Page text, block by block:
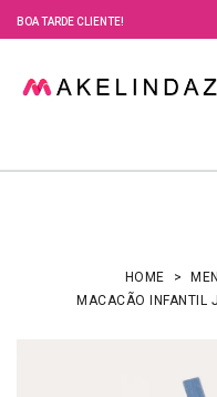
BOA TARDE CLIENTE!
HOME
MACACÃO INFANTIL